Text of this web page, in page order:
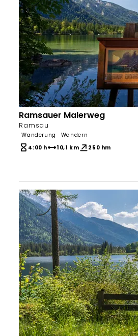
Tourenportal Berchtesgadener Land
Ramsauer Malerweg
Ramsau
Wanderung
Wandern
4:00 h
10,1 km 250 hm